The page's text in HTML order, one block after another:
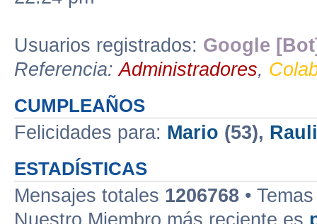
Usuarios registrados: Google
Referencia:Administradores,
CUMPLEAÑOS
Felicidades para: Mario (53),
ESTADÍSTICAS
Mensajes totales 1206768 •
Nuestro Miembro más reciente es